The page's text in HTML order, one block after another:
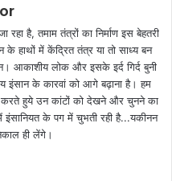
है, तमाम तंत्रों का निर्माण इस बेहतरी
हाथों में केंद्रित तंत्र या तो साध्य बन
आकाशीय लोक और इसके इर्द गिर्द बुनी
इंसान के कारवां को आगे बढ़ाना है। हम
करते हुये उन कांटों को देखने और चुनने का
के पग में चुभती रही है...यकीनन
ही लेंगे।